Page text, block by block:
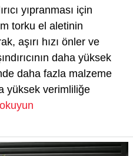
yıpranması için
torku el aletinin
aşırı hızı önler ve
daha yüksek
daha fazla malzeme
yüksek verimliliğe